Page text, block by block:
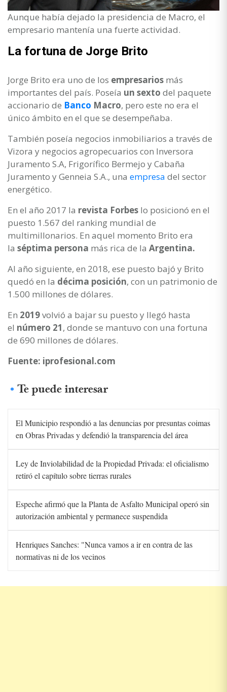
Aunque había dejado la presidencia de Macro, el
empresario mantenía una fuerte actividad.
La fortuna de Jorge Brito
Jorge Brito era uno de los empresarios más
importantes del país. Poseía un sexto del paquete
accionario de Banco Macro, pero este no era el
único ámbito en el que se desempeñaba.
También poseía negocios inmobiliarios a través de
Vizora y negocios agropecuarios con Inversora
Juramento S.A, Frigorífico Bermejo y Cabaña
Juramento y Genneia S.A., una empresa del sector
energético.
En el año 2017 la revista Forbes lo posicionó en el
puesto 1.567 del ranking mundial de
multimillonarios. En aquel momento Brito era
la séptima persona más rica de la Argentina.
Al año siguiente, en 2018, ese puesto bajó y Brito
quedó en la décima posición, con un patrimonio de
1.500 millones de dólares.
En 2019volvió a bajar su puesto y llegó hasta
el número 21, donde se mantuvo con una fortuna
de 690 millones de dólares.
Fuente: iprofesional.com
Te puede interesar
El Municipio respondió a las denuncias por presuntas coimas
en Obras Privadas y defendió la transparencia del área
Ley de Inviolabilidad de la Propiedad Privada: el oficialismo
retiró el capítulo sobre tierras rurales
Espeche afirmó que la Planta de Asfalto Municipal operó sin
autorización ambiental y permanece suspendida
Henriques Sanches: "Nunca vamos a ir en contra de las
normativas ni de los vecinos